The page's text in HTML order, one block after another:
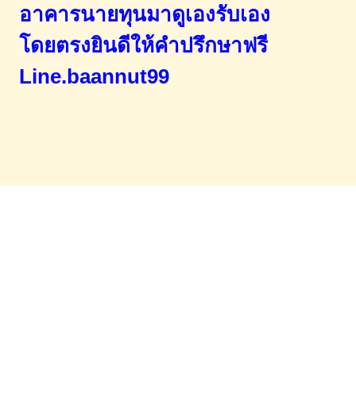
อาคารนายทุนมาดูเองรับเอง
โดยตรงยินดีให้คำปรึกษาฟรี
Line.baannut99